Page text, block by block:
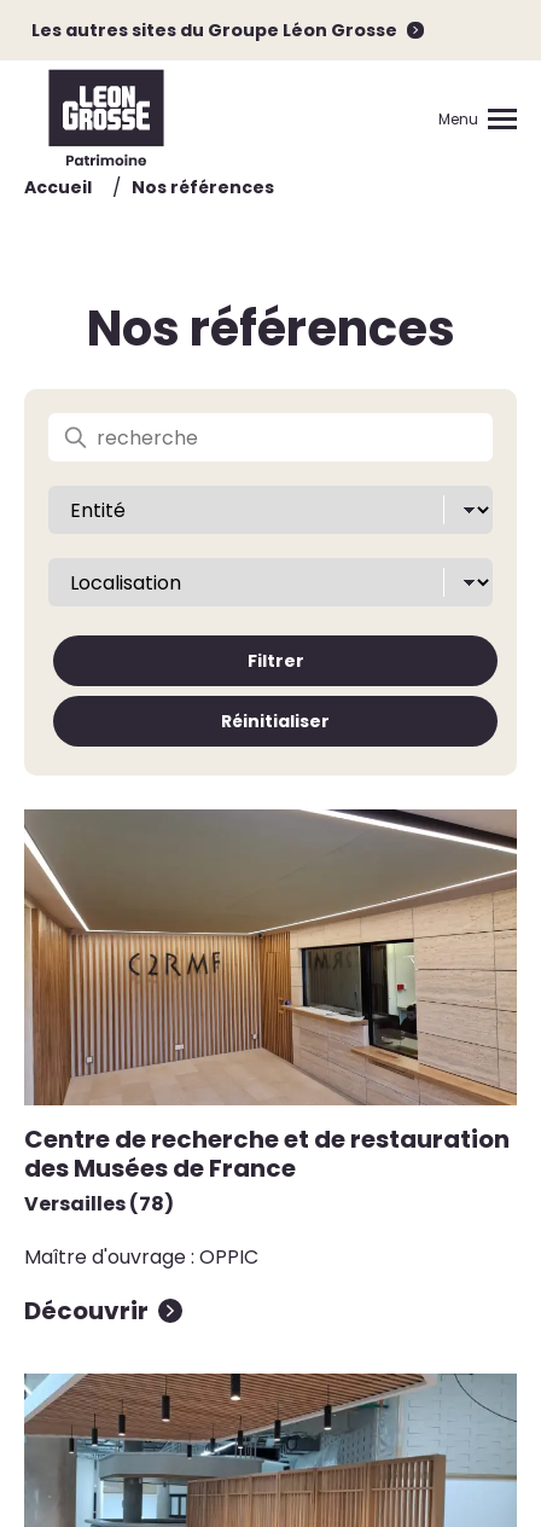
Les autres sites du Groupe Léon Grosse
Menu
Accueil / Nos références
Nos références
Filtrer
Réinitialiser
Centre de recherche et de restauration
des Musées de France
Versailles (78)
Maître d'ouvrage : OPPIC
Découvrir